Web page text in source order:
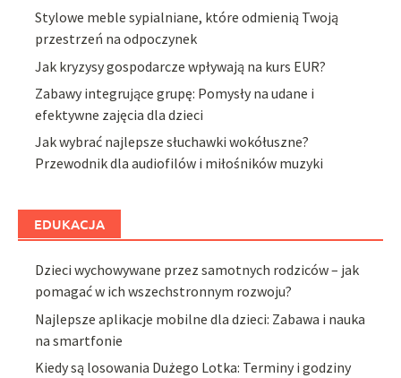
Stylowe meble sypialniane, które odmienią Twoją
przestrzeń na odpoczynek
Jak kryzysy gospodarcze wpływają na kurs EUR?
Zabawy integrujące grupę: Pomysły na udane i
efektywne zajęcia dla dzieci
Jak wybrać najlepsze słuchawki wokółuszne?
Przewodnik dla audiofilów i miłośników muzyki
EDUKACJA
Dzieci wychowywane przez samotnych rodziców – jak
pomagać w ich wszechstronnym rozwoju?
Najlepsze aplikacje mobilne dla dzieci: Zabawa i nauka
na smartfonie
Kiedy są losowania Dużego Lotka: Terminy i godziny